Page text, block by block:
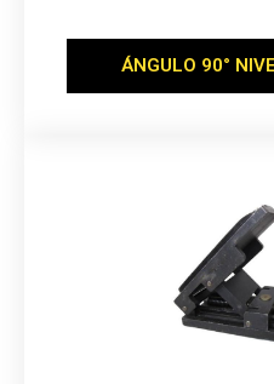
ÁNGULO 90°